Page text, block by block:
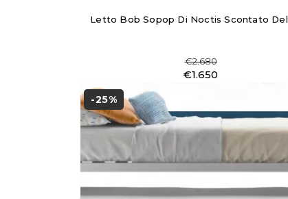
Letto Bob Sopop Di Noctis Scontato Del
€2.680
€1.650
-25%